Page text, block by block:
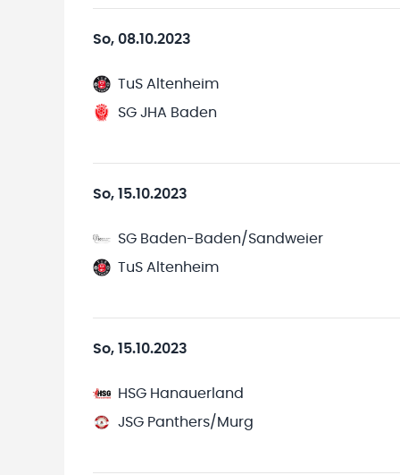
So, 08.10.2023
TuS Altenheim
SG JHA Baden
So, 15.10.2023
SG Baden-Baden/Sandweier
TuS Altenheim
So, 15.10.2023
HSG Hanauerland
JSG Panthers/Murg